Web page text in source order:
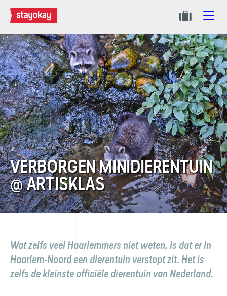
VERBORGEN MINIDIERENTUIN
@ ARTISKLAS
Wat zelfs veel Haarlemmers niet weten, is dat er in
Haarlem-Noord een dierentuin verstopt zit. Het is
zelfs de kleinste officiële dierentuin van Nederland.